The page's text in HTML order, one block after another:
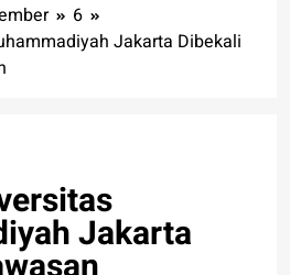
6
Jakarta Dibekali
Jakarta